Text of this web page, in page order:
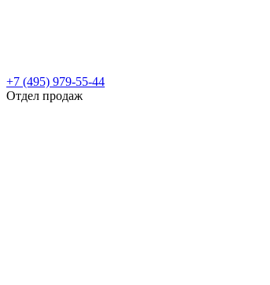
+7 (495) 979-55-44
Отдел продаж